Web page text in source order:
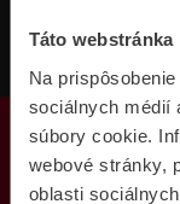
Táto
Na
sociálnych médií
súbory cookie.
webové stránky,
oblasti
PRODUKTY